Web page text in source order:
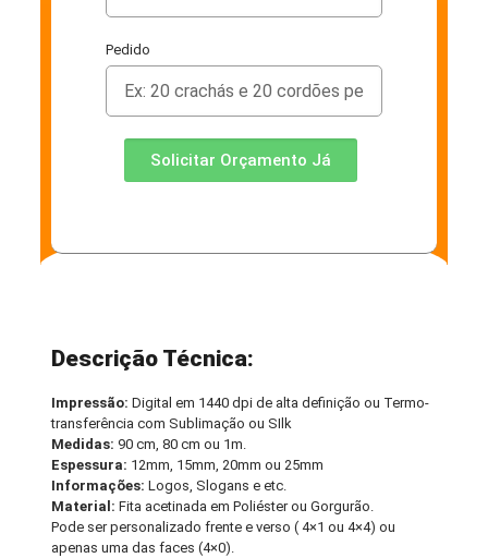
Pedido
Solicitar Orçamento Já
Descrição Técnica:
Impressão: Digital em 1440 dpi de alta definição ou Termo-
transferência com Sublimação ou SIlk
Medidas: 90 cm, 80 cm ou 1m.
Espessura: 12mm, 15mm, 20mm ou 25mm
Informações:Logos, Slogans e etc.
Material: Fita acetinada em Poliéster ou Gorgurão.
Pode ser personalizado frente e verso ( 4×1 ou 4×4) ou
apenas uma das faces (4×0).